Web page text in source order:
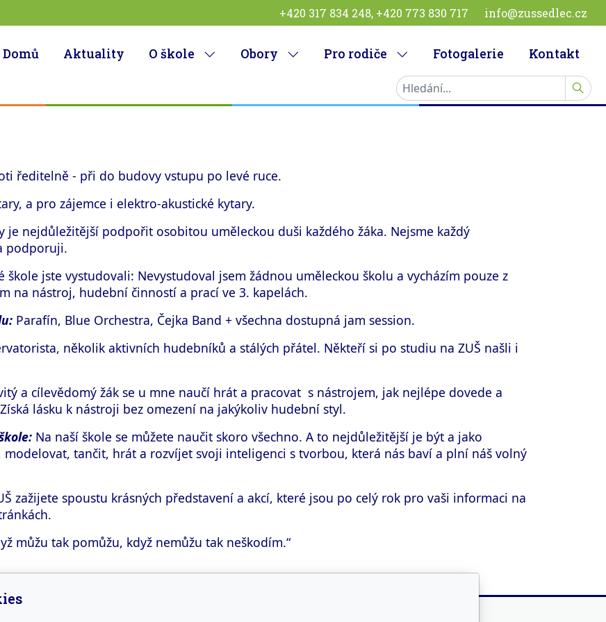
+420 317 834 248, +420 773 830 717 info@zussedlec.cz
Domů Aktuality O škole Obory Pro rodiče Fotogalerie Kontakt
ředitelně - při do budovy vstupu po levé ruce.
a pro zájemce i elektro-akustické kytary.
je nejdůležitější podpořit osobitou uměleckou duši každého žáka. Nejsme každý
podporuji.
škole jste vystudovali: Nevystudoval jsem žádnou uměleckou školu a vycházím pouze z
na nástroj, hudební činností a prací ve 3. kapelách.
Parafín, Blue Orchestra, Čejka Band + všechna dostupná jam session.
několik aktivních hudebníků a stálých přátel. Někteří si po studiu na ZUŠ našli i
a cílevědomý žák se u mne naučí hrát a pracovat s nástrojem, jak nejlépe dovede a
lásku k nástroji bez omezení na jakýkoliv hudební styl.
Na naší škole se můžete naučit skoro všechno. A to nejdůležitější je být a jako
tančit, hrát a rozvíjet svoji inteligenci s tvorbou, která nás baví a plní náš volný
zažijete spoustu krásných představení a akcí, které jsou po celý rok pro vaši informaci na
můžu tak pomůžu, když nemůžu tak neškodím.“